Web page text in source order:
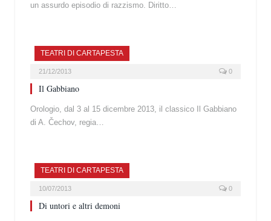
un assurdo episodio di razzismo. Diritto…
TEATRI DI CARTAPESTA
21/12/2013 0
Il Gabbiano
Orologio, dal 3 al 15 dicembre 2013, il classico Il Gabbiano
di A. Čechov, regia…
TEATRI DI CARTAPESTA
10/07/2013 0
Di untori e altri demoni